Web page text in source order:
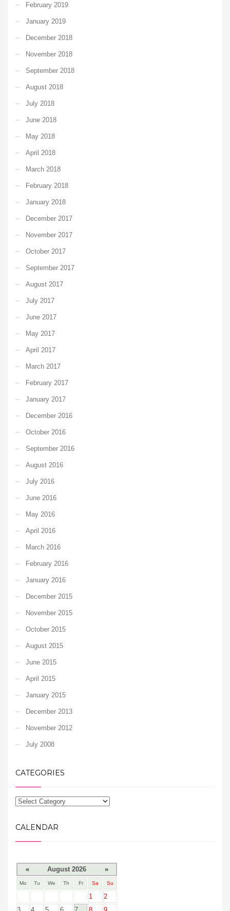
February 2019
January 2019
December 2018
November 2018
September 2018
August 2018
July 2018
June 2018
May 2018
April 2018
March 2018
February 2018
January 2018
December 2017
November 2017
October 2017
September 2017
August 2017
July 2017
June 2017
May 2017
April 2017
March 2017
February 2017
January 2017
December 2016
October 2016
September 2016
August 2016
July 2016
June 2016
May 2016
April 2016
March 2016
February 2016
January 2016
December 2015
November 2015
October 2015
August 2015
June 2015
April 2015
January 2015
December 2013
November 2012
July 2008
CATEGORIES
CALENDAR
« August 2026 »
Mo Tu We Th Fr Sa Su
1
2
3
4 5 6 7 8 9